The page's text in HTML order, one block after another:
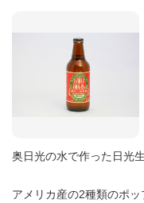
奥日光の水で作った日光
アメリカ産の2種類のポ